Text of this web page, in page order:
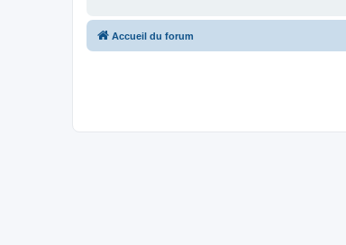
Accueil du forum